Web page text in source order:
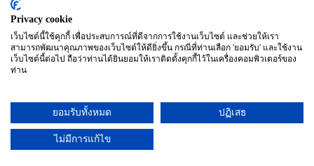
ผู้ชำนาญการ
ประจำ :
อาทิตย์
จันทร์
(27/09)
อังคาร
(28/09)
พุธ
พฤหัสบดี
ศุกร์
เสาร์
Privacy cookie
เว็บไซต์นี้ใช้คุกกี้ เพื่อประสบการณ์ที่ดีจากการใช้งานเว็บไซต์ และช่วยให้เรา
สามารถพัฒนาคุณภาพของเว็บไซต์ให้ดียิ่งขึ้น กรณีที่ท่านเลือก 'ยอมรับ' และใช้งาน
เว็บไซต์นี้ต่อไป ถือว่าท่านได้ยินยอมให้เราติดตั้งคุกกี้ไว้ในเครื่องคอมพิวเตอร์ของ
ท่าน
ยอมรับทั้งหมด ปฏิเสธ
ไม่มีการแก้ไข